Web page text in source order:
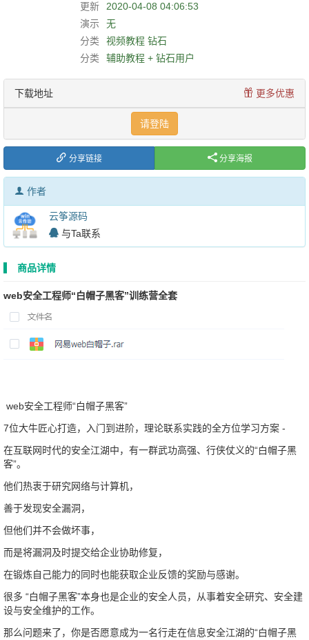
更新
2020-04-08 04:06:53
演示
无
分类
视频教程 钻石
分类
辅助教程 + 钻石用户
更多优惠
下载地址
请登陆
分享链接 分享海报
作者
云筝源码
与Ta联系
商品详情
web安全工程师“白帽子黑客”训练营全套
web安全工程师“白帽子黑客”
7位大牛匠心打造，入门到进阶，理论联系实践的全方位学习方案 -
在互联网时代的安全江湖中，有一群武功高强、行侠仗义的“白帽子黑
客”。
他们热衷于研究网络与计算机，
善于发现安全漏洞，
但他们并不会做坏事，
而是将漏洞及时提交给企业协助修复，
在锻炼自己能力的同时也能获取企业反馈的奖励与感谢。
很多 “白帽子黑客”本身也是企业的安全人员，从事着安全研究、安全建
设与安全维护的工作。
那么问题来了，你是否愿意成为一名行走在信息安全江湖的“白帽子黑